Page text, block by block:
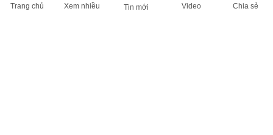
Trang chủ Xem nhiều Tin mới Video Chia sẻ